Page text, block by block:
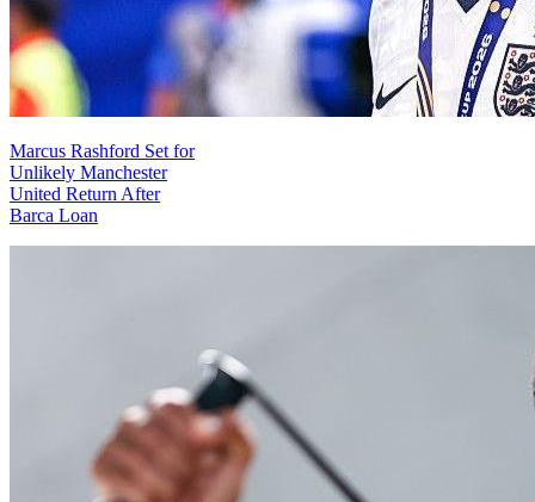
Marcus Rashford Set for
Unlikely Manchester
United Return After
Barca Loan